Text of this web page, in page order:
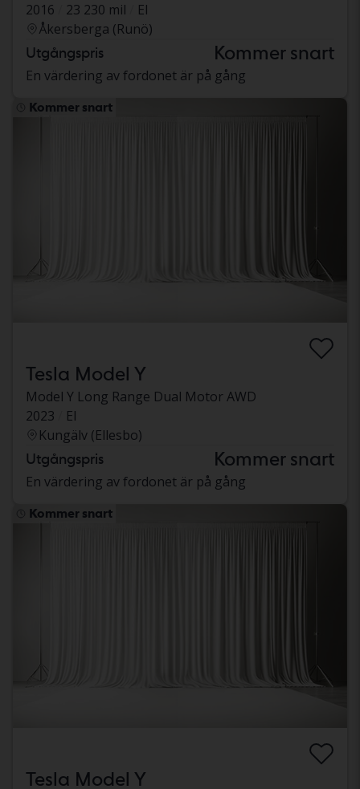
2016
23 230 mil
El
Åkersberga (Runö)
Utgångspris Kommer snart
En värdering av fordonet är på gång
Kommer snart
Tesla Model Y
Model Y Long Range Dual Motor AWD
2023
El
Kungälv (Ellesbo)
Utgångspris Kommer snart
En värdering av fordonet är på gång
Kommer snart
Tesla Model Y